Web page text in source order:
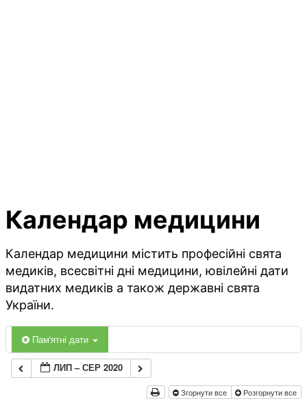
Календар медицини
Календар медицини містить професійні свята
медиків, всесвітні дні медицини, ювілейні дати
видатних медиків а також державні свята
України.
Пам'ятні дати
ЛИП – СЕР 2020
Згорнути все Розгорнути все